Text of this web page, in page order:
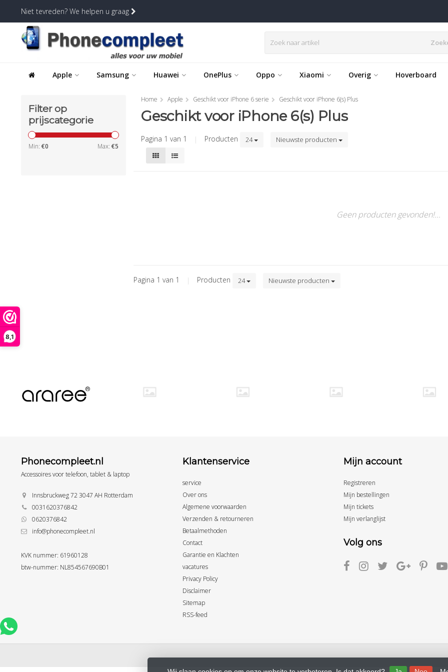
8,1
Niet tevreden? We helpen u graag
Apple Samsung Huawei OnePlus Oppo Xiaomi Overig Hoverboard
Filter op
prijscategorie
Min: €0 Max: €5
Home Apple Geschikt voor iPhone 6 serie Geschikt voor iPhone 6(s) Plus
Geschikt voor iPhone 6(s) Plus
Pagina 1 van 1 | Producten 24 Nieuwste producten
Geen producten gevonden!...
Pagina 1 van 1 | Producten 24 Nieuwste producten
Phonecompleet.nl
Accessoires voor telefoon, tablet & laptop
Innsbruckweg 72 3047 AH Rotterdam
0031620376842
0620376842
info@phonecompleet.nl
KVK nummer: 61960128
btw-nummer: NL854567690B01
Klantenservice
service
Over ons
Algemene voorwaarden
Verzenden & retourneren
Betaalmethoden
Contact
Garantie en Klachten
vacatures
Privacy Policy
Disclaimer
Sitemap
RSS-feed
Mijn account
Registreren
Mijn bestellingen
Mijn tickets
Mijn verlanglijst
Volg ons